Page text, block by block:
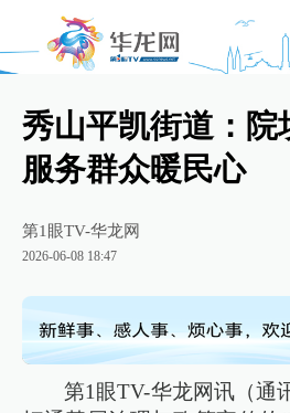
秀山平凯街道：院
服务群众暖民心
第1眼TV-华龙网
2026-06-08 18:47
第1眼TV-华龙网讯（通